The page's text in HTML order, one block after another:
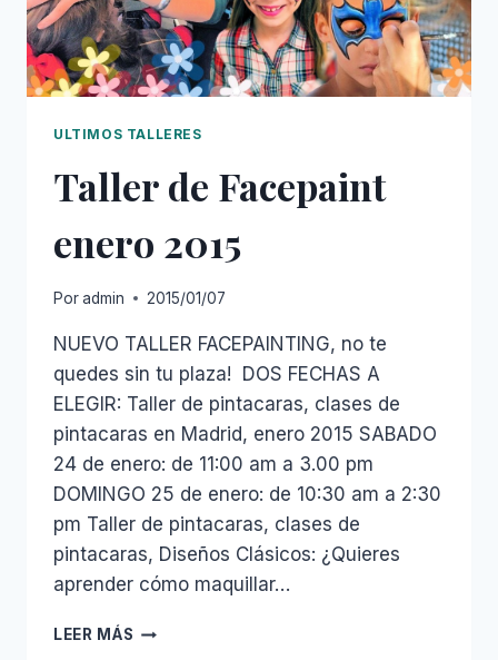
ULTIMOS TALLERES
Taller de Facepaint
enero 2015
Poradmin 2015/01/07
NUEVO TALLER FACEPAINTING, no te
quedes sin tu plaza! DOS FECHAS A
ELEGIR: Taller de pintacaras, clases de
pintacaras en Madrid, enero 2015 SABADO
24 de enero: de 11:00 am a 3.00 pm
DOMINGO 25 de enero: de 10:30 am a 2:30
pm Taller de pintacaras, clases de
pintacaras, Diseños Clásicos: ¿Quieres
aprender cómo maquillar…
LEER MÁS TALLER